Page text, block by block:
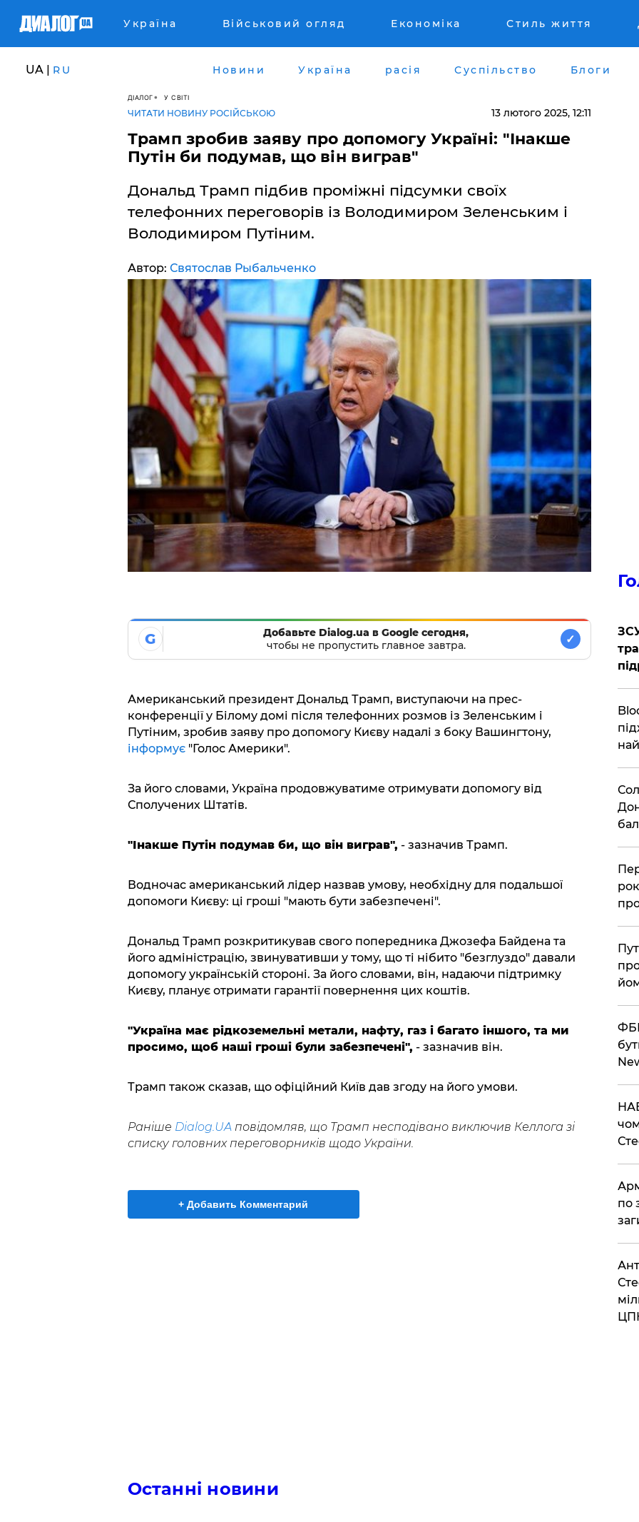
Україна Військовий огляд Економіка Стиль життя
UA | RU Новини Україна расія Суспільство Блоги
ДІАЛОГ У СВІТІ
ЧИТАТИ НОВИНУ РОСІЙСЬКОЮ 13 лютого 2025, 12:11
Трамп зробив заяву про допомогу Україні: "Інакше
Путін би подумав, що він виграв"
Дональд Трамп підбив проміжні підсумки своїх
телефонних переговорів із Володимиром Зеленським і
Володимиром Путіним.
Автор: Святослав Рыбальченко
G
Добавьте Dialog.ua в Google сегодня,
чтобы не пропустить главное завтра.
✓
Американський президент Дональд Трамп, виступаючи на прес-
конференції у Білому домі після телефонних розмов із Зеленським і
Путіним, зробив заяву про допомогу Києву надалі з боку Вашингтону,
інформує"Голос Америки".
За його словами, Україна продовжуватиме отримувати допомогу від
Сполучених Штатів.
"Інакше Путін подумав би, що він виграв", - зазначив Трамп.
Водночас американський лідер назвав умову, необхідну для подальшої
допомоги Києву: ці гроші "мають бути забезпечені".
Дональд Трамп розкритикував свого попередника Джозефа Байдена та
його адміністрацію, звинувативши у тому, що ті нібито "безглуздо" давали
допомогу українській стороні. За його словами, він, надаючи підтримку
Києву, планує отримати гарантії повернення цих коштів.
"Україна має рідкоземельні метали, нафту, газ і багато іншого, та ми
просимо, щоб наші гроші були забезпечені", - зазначив він.
Трамп також сказав, що офіційний Київ дав згоду на його умови.
Раніше Dialog.UAповідомляв, що Трамп несподівано виключив Келлога зі
списку головних переговорників щодо України.
+ Добавить Комментарий
Останні новини
по